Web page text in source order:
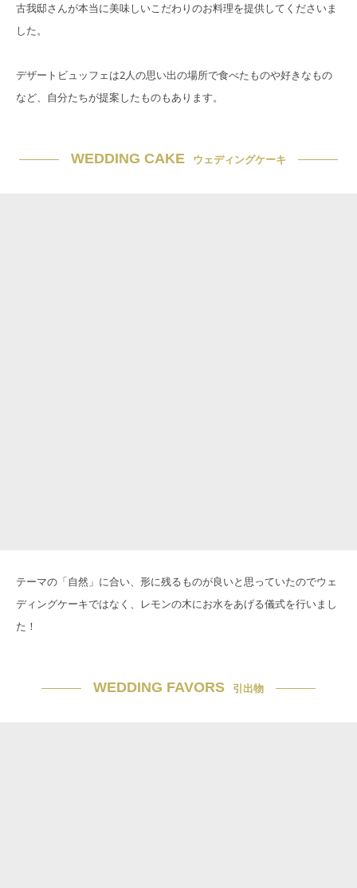
古我邸さんが本当に美味しいこだわりのお料理を提供してくださいま
した。
デザートビュッフェは2人の思い出の場所で食べたものや好きなもの
など、自分たちが提案したものもあります。
WEDDING CAKE ウェディングケーキ
テーマの「自然」に合い、形に残るものが良いと思っていたのでウェ
ディングケーキではなく、レモンの木にお水をあげる儀式を行いまし
た！
WEDDING FAVORS 引出物